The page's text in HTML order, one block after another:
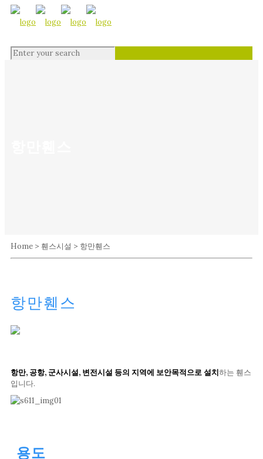
Home > 휀스시설 > 항만휀스
항만휀스
항만, 공항, 군사시설, 변전시설 등의 지역에 보안목적으로 설치하는 휀스
입니다.
용도